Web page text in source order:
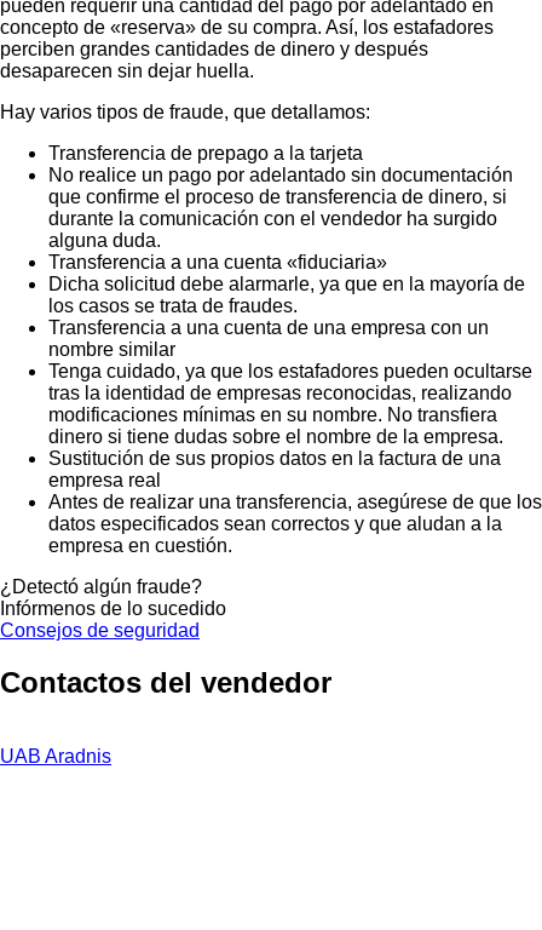
pueden requerir una cantidad del pago por adelantado en
concepto de «reserva» de su compra. Así, los estafadores
perciben grandes cantidades de dinero y después
desaparecen sin dejar huella.
Hay varios tipos de fraude, que detallamos:
Transferencia de prepago a la tarjeta
No realice un pago por adelantado sin documentación
que confirme el proceso de transferencia de dinero, si
durante la comunicación con el vendedor ha surgido
alguna duda.
Transferencia a una cuenta «fiduciaria»
Dicha solicitud debe alarmarle, ya que en la mayoría de
los casos se trata de fraudes.
Transferencia a una cuenta de una empresa con un
nombre similar
Tenga cuidado, ya que los estafadores pueden ocultarse
tras la identidad de empresas reconocidas, realizando
modificaciones mínimas en su nombre. No transfiera
dinero si tiene dudas sobre el nombre de la empresa.
Sustitución de sus propios datos en la factura de una
empresa real
Antes de realizar una transferencia, asegúrese de que los
datos especificados sean correctos y que aludan a la
empresa en cuestión.
¿Detectó algún fraude?
Infórmenos de lo sucedido
Consejos de seguridad
Contactos del vendedor
UAB Aradnis